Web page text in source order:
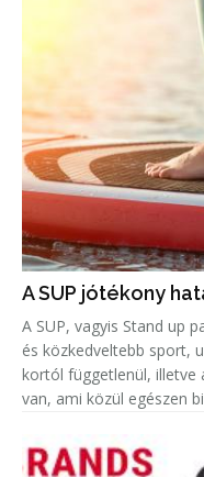
A SUP jótékony
A SUP, vagyis Stand up
és közkedveltebb sport,
kortól függetlenül, illetve
van, ami közül egészen